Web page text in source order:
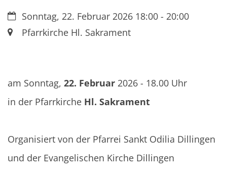
Datum:Sonntag, 22. Februar 2026 18:00 - 20:00
Ort:Pfarrkirche Hl. Sakrament
am Sonntag, 22. Februar 2026 - 18.00 Uhr
in der Pfarrkirche Hl. Sakrament
Organisiert von der Pfarrei Sankt Odilia Dillingen
und der Evangelischen Kirche Dillingen